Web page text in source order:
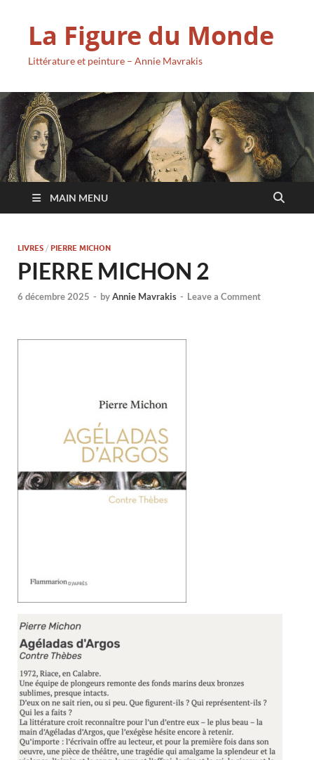
La Figure du Monde
Littérature et peinture – Annie Mavrakis
MAIN MENU
LIVRES / PIERRE MICHON
PIERRE MICHON 2
6 décembre 2025 - byAnnie Mavrakis - Leave a Comment